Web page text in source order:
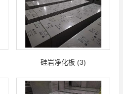
硅岩净化板 (3)